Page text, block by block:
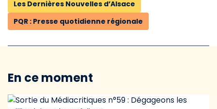
Les Dernières Nouvelles d’Alsace
PQR : Presse quotidienne régionale
En ce moment